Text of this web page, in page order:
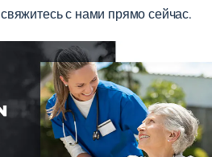
свяжитесь с нами прямо сейчас.